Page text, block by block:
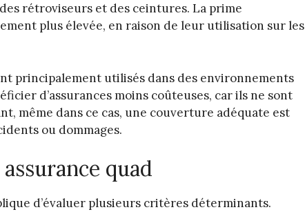
rétroviseurs et des ceintures. La prime
plus élevée, en raison de leur utilisation sur les
principalement utilisés dans des environnements
d’assurances moins coûteuses, car ils ne sont
même dans ce cas, une couverture adéquate est
ou dommages.
quad
d’évaluer plusieurs critères déterminants.